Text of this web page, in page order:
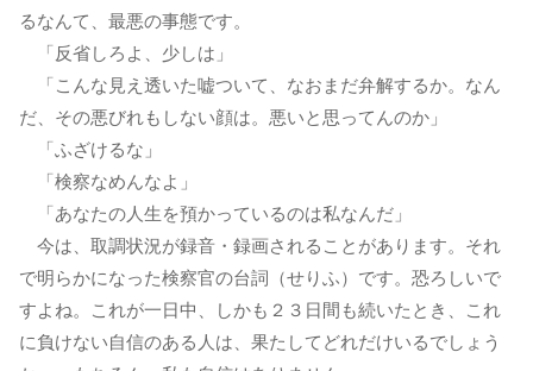
るなんて、最悪の事態です。
「反省しろよ、少しは」
「こんな見え透いた嘘ついて、なおまだ弁解するか。なん
だ、その悪びれもしない顔は。悪いと思ってんのか」
「ふざけるな」
「検察なめんなよ」
「あなたの人生を預かっているのは私なんだ」
今は、取調状況が録音・録画されることがあります。それ
で明らかになった検察官の台詞（せりふ）です。恐ろしいで
すよね。これが一日中、しかも２３日間も続いたとき、これ
に負けない自信のある人は、果たしてどれだけいるでしょう